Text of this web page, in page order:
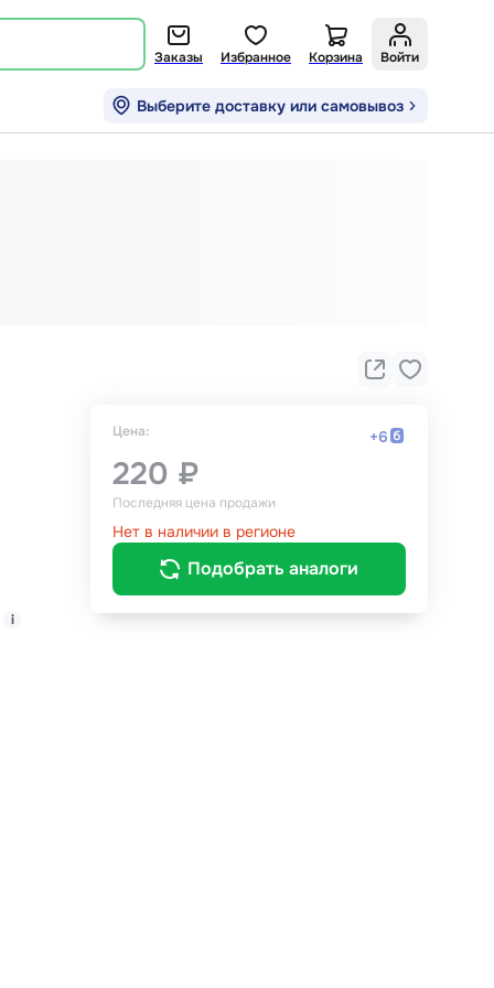
Заказы Избранное Корзина Войти
Выберите доставку или самовывоз
i
Цена: +6
220 ₽
Последняя цена продажи
Нет в наличии в регионе
Подобрать аналоги